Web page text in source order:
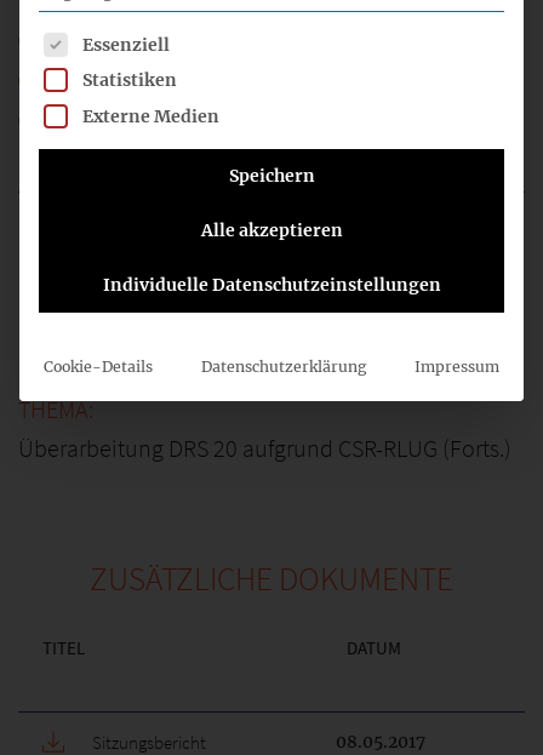
31_03_HGB-FA_DRS20_CSR-RLUG_CN.pdf
31_03a_HGB-FA_DRS20_CSR-RLUG_Arbeitsstand.pdf
31_03b_HGB-FA_DRS20_CSR-RLUG_Basis.pdf
HGB-FA_31_TOP_03.mp3
12:45
Überarbeitung DRS 20 aufgrund CSR-RLUG (Forts.)
ZUSÄTZLICHE DOKUMENTE
TITEL DATUM
Sitzungsbericht 08.05.2017
Es folgt eine Liste der Service-Gruppen, für die eine
Essenziell
Statistiken
Externe Medien
Speichern
Alle akzeptieren
Individuelle Datenschutzeinstellungen
Cookie-Details Datenschutzerklärung Impressum